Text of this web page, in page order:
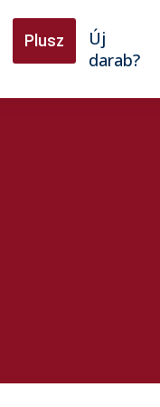
Plusz
Új
darab?